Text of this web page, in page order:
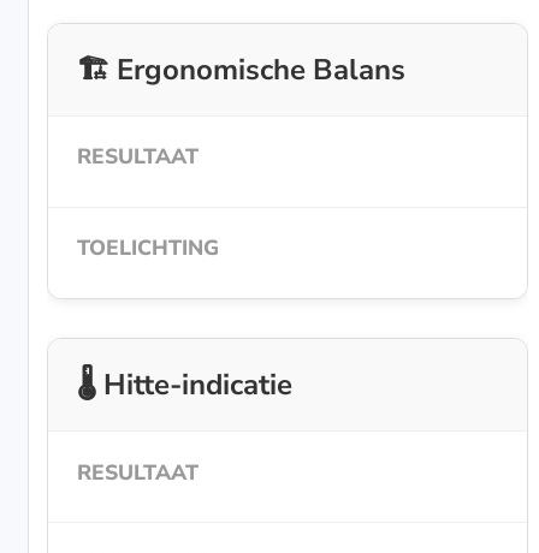
🏗️ Ergonomische Balans
🌡️ Hitte-indicatie